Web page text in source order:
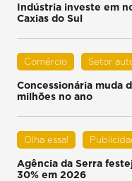
Indústria investe em
Caxias do Sul
Comércio Setor
Concessionária muda
milhões no ano
Olha essa!
Agência da Serra
30% em 2026